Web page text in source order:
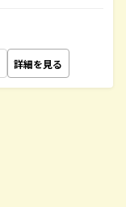
詳細を見る